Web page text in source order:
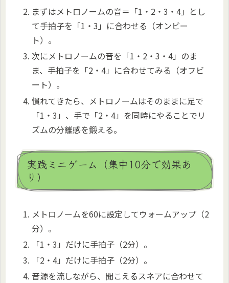
まずはメトロノームの音＝「1・2・3・4」とし
て手拍子を「1・3」に合わせる（オンビー
ト）。
次にメトロノームの音を「1・2・3・4」のま
ま、手拍子を「2・4」に合わせてみる（オフビ
ート）。
慣れてきたら、メトロノームはそのままに足で
「1・3」、手で「2・4」を同時にやることでリ
ズムの分離感を鍛える。
実践ミニゲーム（集中10分で効果あ
り）
メトロノームを60に設定してウォームアップ（2
分）。
「1・3」だけに手拍子（2分）。
「2・4」だけに手拍子（2分）。
音源を流しながら、聞こえるスネアに合わせて